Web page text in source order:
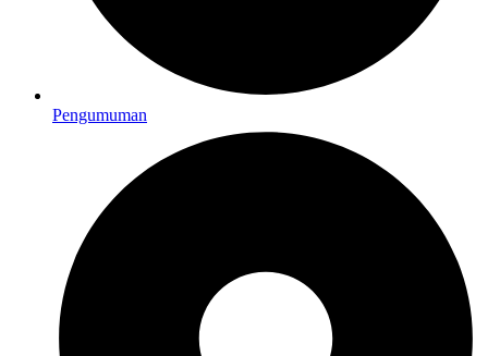
Pengumuman